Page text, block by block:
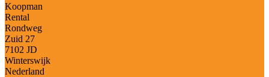
Koopman
Rental
Rondweg
Zuid 27
7102 JD
Winterswijk
Nederland